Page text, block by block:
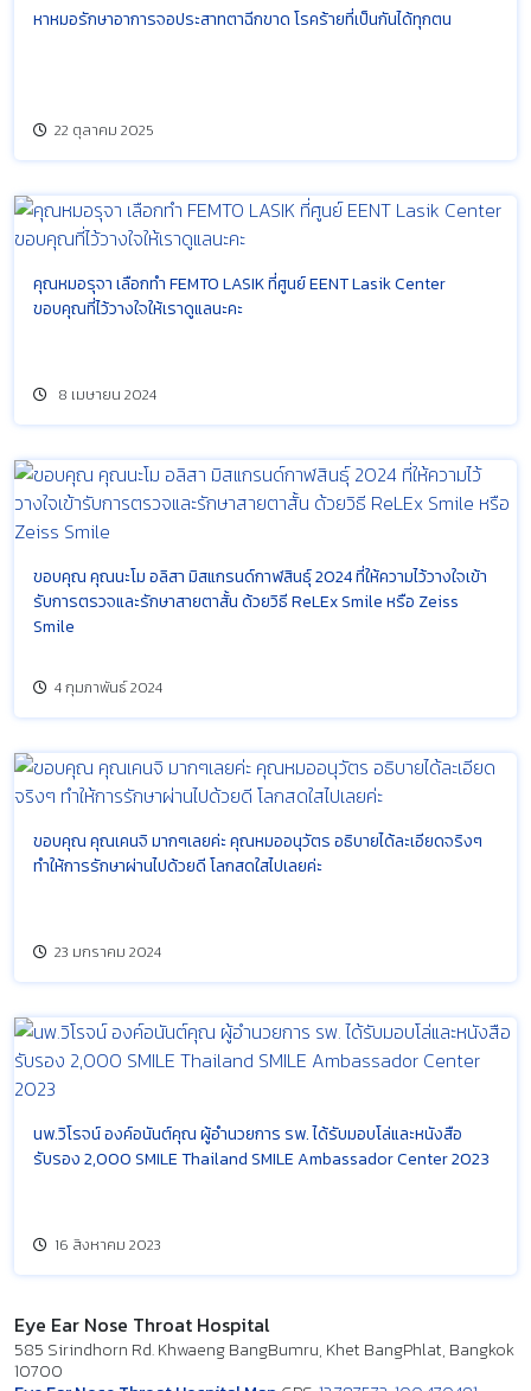
หาหมอรักษาอาการจอประสาทตาฉีกขาด โรคร้ายที่เป็นกันได้ทุกตน
22 ตุลาคม 2025
คุณหมอรุจา เลือกทำ FEMTO LASIK ที่ศูนย์ EENT Lasik Center
ขอบคุณที่ไว้วางใจให้เราดูแลนะคะ
8 เมษายน 2024
ขอบคุณ คุณนะโม อลิสา มิสแกรนด์กาฬสินธุ์ 2024 ที่ให้ความไว้วางใจเข้า
รับการตรวจและรักษาสายตาสั้น ด้วยวิธี ReLEx Smile หรือ Zeiss
Smile
4 กุมภาพันธ์ 2024
ขอบคุณ คุณเคนจิ มากๆเลยค่ะ คุณหมออนุวัตร อธิบายได้ละเอียดจริงๆ
ทำให้การรักษาผ่านไปด้วยดี โลกสดใสไปเลยค่ะ
23 มกราคม 2024
นพ.วิโรจน์ องค์อนันต์คุณ ผู้อำนวยการ รพ. ได้รับมอบโล่และหนังสือ
รับรอง 2,000 SMILE Thailand SMILE Ambassador Center 2023
16 สิงหาคม 2023
Eye Ear Nose Throat Hospital
585 Sirindhorn Rd. Khwaeng BangBumru, Khet BangPhlat, Bangkok
10700